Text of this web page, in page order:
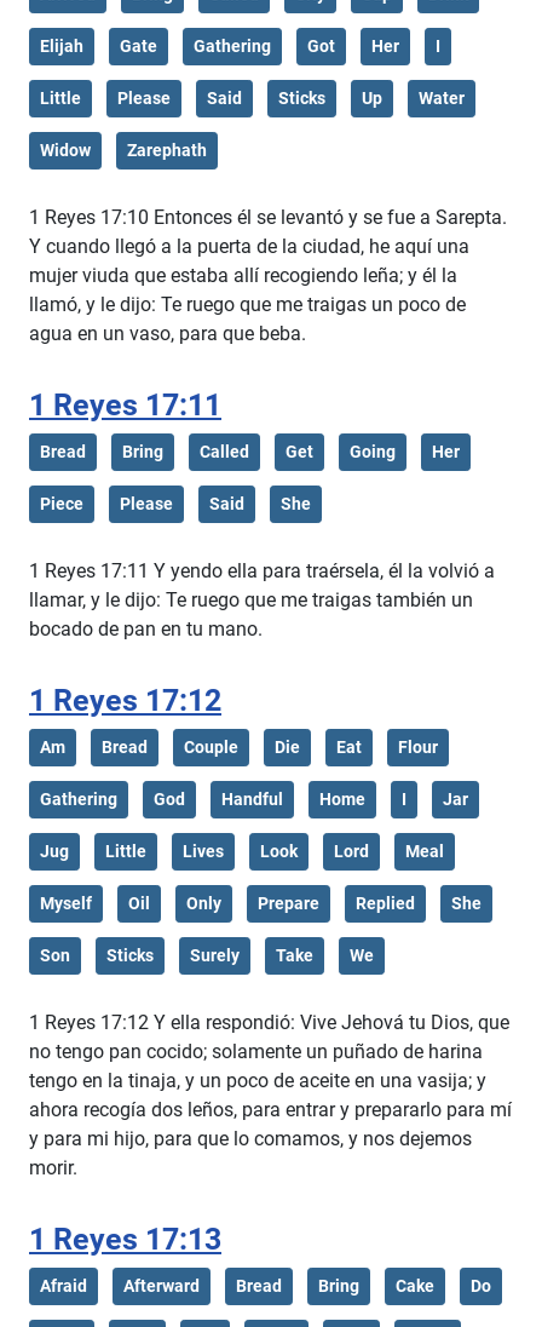
Elijah Gate Gathering Got Her I
Little Please Said Sticks Up Water
Widow Zarephath
1 Reyes 17:10 Entonces él se levantó y se fue a Sarepta.
Y cuando llegó a la puerta de la ciudad, he aquí una
mujer viuda que estaba allí recogiendo leña; y él la
llamó, y le dijo: Te ruego que me traigas un poco de
agua en un vaso, para que beba.
1 Reyes 17:11
Bread Bring Called Get Going Her
Piece Please Said She
1 Reyes 17:11 Y yendo ella para traérsela, él la volvió a
llamar, y le dijo: Te ruego que me traigas también un
bocado de pan en tu mano.
1 Reyes 17:12
Am Bread Couple Die Eat Flour
Gathering God Handful Home I Jar
Jug Little Lives Look Lord Meal
Myself Oil Only Prepare Replied She
Son Sticks Surely Take We
1 Reyes 17:12 Y ella respondió: Vive Jehová tu Dios, que
no tengo pan cocido; solamente un puñado de harina
tengo en la tinaja, y un poco de aceite en una vasija; y
ahora recogía dos leños, para entrar y prepararlo para mí
y para mi hijo, para que lo comamos, y nos dejemos
morir.
1 Reyes 17:13
Afraid Afterward Bread Bring Cake Do